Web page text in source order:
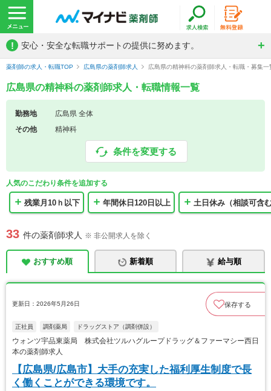
! 安心・安全な転職サポートの提供に努めます。
薬剤師の求人・転職TOP 広島県の薬剤師求人 広島県の精神科の薬剤師求人・転職・募集一
広島県の精神科の薬剤師求人・転職情報一覧
勤務地
広島県 全体
その他
精神科
条件を変更する
人気のこだわり条件を追加する
残業月10ｈ以下 年間休日120日以上 土日休み（相談可含
33 件の薬剤師求人 ※ 非公開求人を除く
おすすめ順 新着順 給与順
更新日：2026年5月26日 保存する
正社員 調剤薬局 ドラッグストア（調剤併設）
ウォンツ宇品東薬局 株式会社ツルハグループドラッグ＆ファーマシー西日
本の薬剤師求人
【広島県/広島市】大手の充実した福利厚生制度で長
く働くことができる環境です。